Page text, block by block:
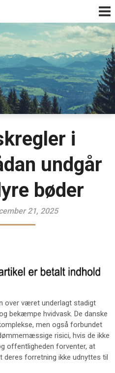
i
undgår
bøder
21, 2025
over været underlagt stadigt
bekæmpe hvidvask. De danske
men også forbundet
risici, hvis de ikke
offentligheden forventer, at
deres forretning ikke udnyttes til